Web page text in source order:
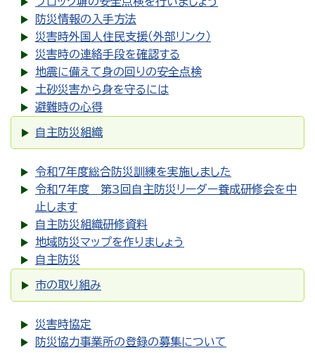
防災情報の入手方法
災害時外国人住民支援（外部リンク）
災害時の連絡手段を確認する
地震に備えて身の回りの安全点検
土砂災害から身を守るには
避難時の心得
自主防災組織
令和７年度総合防災訓練を実施しました
令和7年度 第3回自主防災リーダー養成研修会を中
止します
自主防災組織研修資料
地域防災マップを作りましょう
自主防災
市の取り組み
災害時協定
防災協力事業所の登録の募集について